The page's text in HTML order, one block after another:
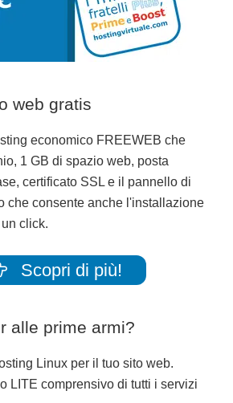
web gratis
economico FREEWEB che
1 GB di spazio web, posta
certificato SSL e il pannello di
che consente anche l'installazione
click.
Scopri di più!
alle prime armi?
Linux per il tuo sito web.
LITE comprensivo di tutti i servizi